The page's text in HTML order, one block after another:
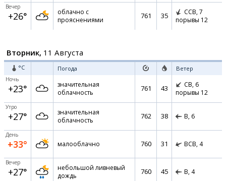
Вечер
+26°
облачно с
прояснениями
761 35 ССВ, 7
порывы 12
Вторник, 11 Августа
°C Погода Ветер
Ночь
+23°
значительная
облачность
761 43 СВ, 6
порывы 12
Утро
+27°
значительная
облачность
762 38 В, 6
День
+33° малооблачно 760 31 ВСВ, 4
Вечер
+27°
небольшой ливневый
дождь
760 45 В, 4